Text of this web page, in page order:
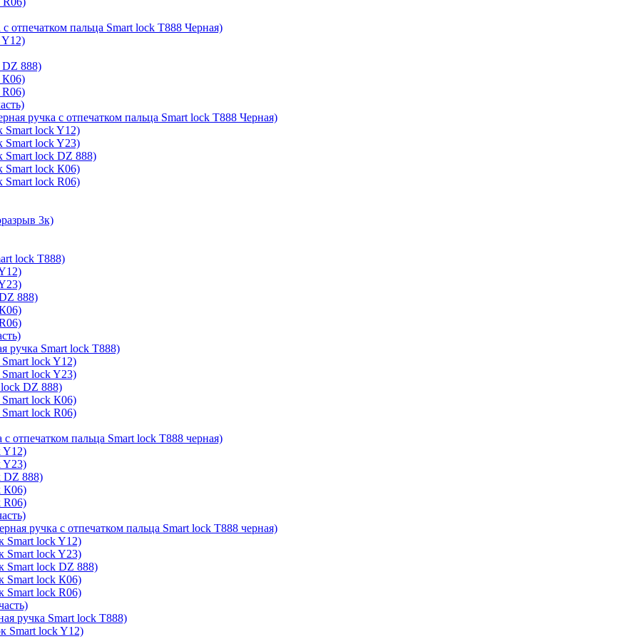
отпечатком пальца Smart lock T888 Черная)
Y12)
DZ 888)
К06)
R06)
ручка с отпечатком пальца Smart lock T888 Черная)
Smart lock Y12)
Smart lock Y23)
Smart lock DZ 888)
Smart lock К06)
Smart lock R06)
3к)
lock T888)
888)
ручка Smart lock T888)
lock Y12)
lock Y23)
lock DZ 888)
Smart lock К06)
lock R06)
отпечатком пальца Smart lock T888 черная)
Y12)
Y23)
DZ 888)
К06)
R06)
ручка с отпечатком пальца Smart lock T888 черная)
Smart lock Y12)
Smart lock Y23)
Smart lock DZ 888)
Smart lock К06)
Smart lock R06)
ручка Smart lock T888)
Smart lock Y12)